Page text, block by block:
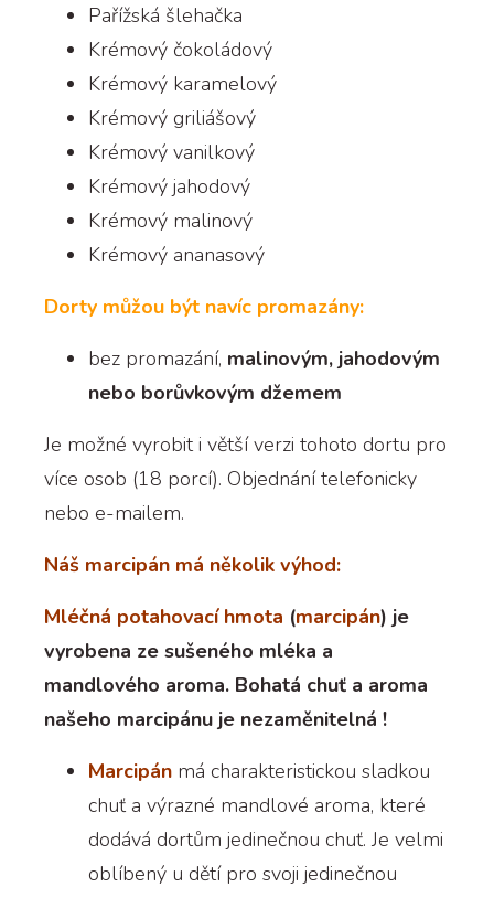
Pařížská šlehačka
Krémový čokoládový
Krémový karamelový
Krémový griliášový
Krémový vanilkový
Krémový jahodový
Krémový malinový
Krémový ananasový
Dorty můžou být navíc promazány:
bez promazání, malinovým, jahodovým
nebo borůvkovým džemem
Je možné vyrobit i větší verzi tohoto dortu pro
více osob (18 porcí). Objednání telefonicky
nebo e-mailem.
Náš marcipán má několik výhod:
Mléčná potahovací hmota (marcipán) je
vyrobena ze sušeného mléka a
mandlového aroma. Bohatá chuť a aroma
našeho marcipánu je nezaměnitelná !
Marcipán má charakteristickou sladkou
chuť a výrazné mandlové aroma, které
dodává dortům jedinečnou chuť. Je velmi
oblíbený u dětí pro svoji jedinečnou